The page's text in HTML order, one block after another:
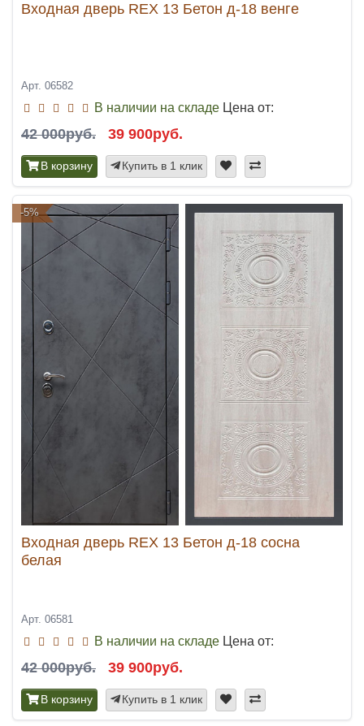
Входная дверь REX 13 Бетон д-18 венге
Арт. 06582
В наличии на складе Цена от:
42 000руб. 39 900руб.
В корзину Купить в 1 клик
-5%
Входная дверь REX 13 Бетон д-18 сосна
белая
Арт. 06581
В наличии на складе Цена от:
42 000руб. 39 900руб.
В корзину Купить в 1 клик